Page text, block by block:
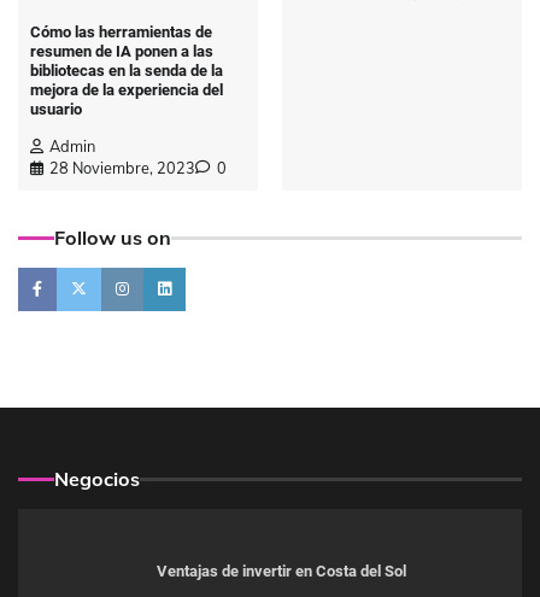
Cómo las herramientas de
resumen de IA ponen a las
bibliotecas en la senda de la
mejora de la experiencia del
usuario
Admin
28 Noviembre, 2023
0
Follow us on
Negocios
Ventajas de invertir en Costa del Sol